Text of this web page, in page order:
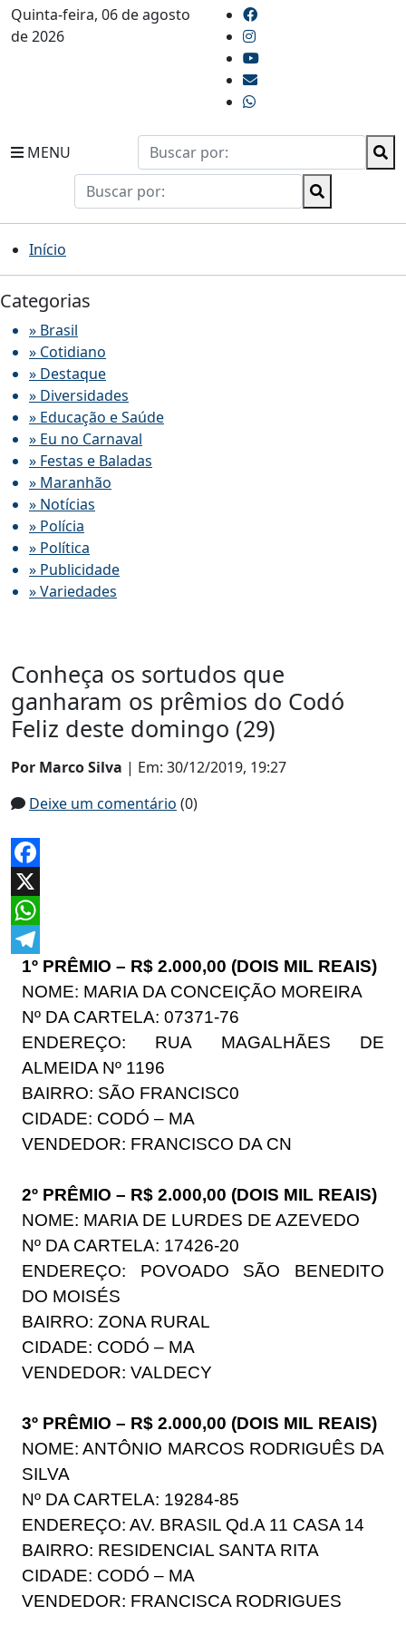
Quinta-feira, 06 de agosto
de 2026
MENU
Início
Categorias
» Brasil
» Cotidiano
» Destaque
» Diversidades
» Educação e Saúde
» Eu no Carnaval
» Festas e Baladas
» Maranhão
» Notícias
» Polícia
» Política
» Publicidade
» Variedades
Conheça os sortudos que
ganharam os prêmios do Codó
Feliz deste domingo (29)
Por Marco Silva | Em: 30/12/2019, 19:27
Deixe um comentário (0)
Facebook
X
WhatsApp
Telegram
1º PRÊMIO – R$ 2.000,00 (DOIS MIL REAIS)
NOME: MARIA DA CONCEIÇÃO MOREIRA
Nº DA CARTELA: 07371-76
ENDEREÇO: RUA MAGALHÃES DE
ALMEIDA Nº 1196
BAIRRO: SÃO FRANCISC0
CIDADE: CODÓ – MA
VENDEDOR: FRANCISCO DA CN
2º PRÊMIO – R$ 2.000,00 (DOIS MIL REAIS)
NOME: MARIA DE LURDES DE AZEVEDO
Nº DA CARTELA: 17426-20
ENDEREÇO: POVOADO SÃO BENEDITO
DO MOISÉS
BAIRRO: ZONA RURAL
CIDADE: CODÓ – MA
VENDEDOR: VALDECY
3º PRÊMIO – R$ 2.000,00 (DOIS MIL REAIS)
NOME: ANTÔNIO MARCOS RODRIGUÊS DA
SILVA
Nº DA CARTELA: 19284-85
ENDEREÇO: AV. BRASIL Qd.A 11 CASA 14
BAIRRO: RESIDENCIAL SANTA RITA
CIDADE: CODÓ – MA
VENDEDOR: FRANCISCA RODRIGUES